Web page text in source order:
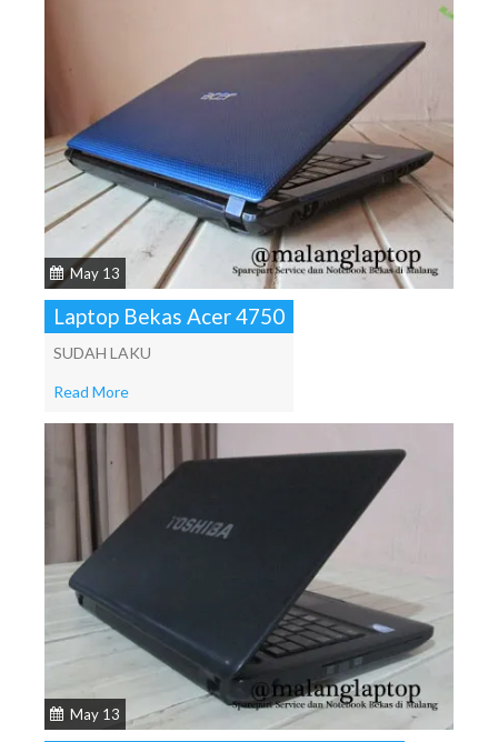
May 13
Laptop Bekas Acer 4750
SUDAH LAKU
Read More
May 13